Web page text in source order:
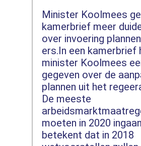
Minister Koolmees
kamerbrief meer
over invoering
ers.In een kamerbrief
minister Koolmees
gegeven over de
plannen uit het
De meeste
moeten in 2020
betekent dat in 2018